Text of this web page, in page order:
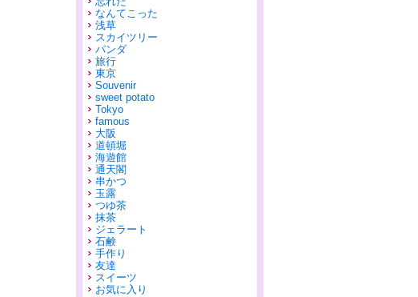
なんてこった
浅草
スカイツリー
パンダ
旅行
東京
Souvenir
sweet potato
Tokyo
famous
大阪
道頓堀
海遊館
通天閣
串かつ
玉露
つゆ茶
抹茶
ジェラート
石鹸
手作り
友達
スイーツ
お気に入り